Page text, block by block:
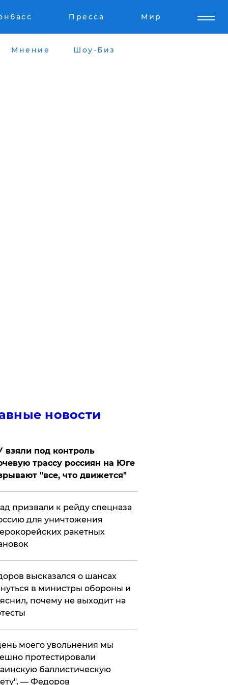
Пресса Мир
Мнение Шоу-Биз
новости
взяли под контроль
трассу россиян на Юге
"все, что движется"
призвали к рейду спецназа
для уничтожения
ракетных
высказался о шансах
в министры обороны и
почему не выходит на
моего увольнения мы
протестировали
баллистическую
— Федоров